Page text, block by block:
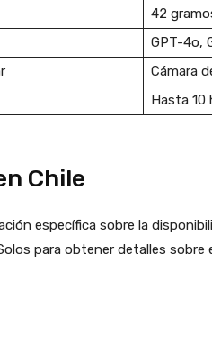
42
GPT-4o,
Cámara
Hasta 10
Chile
específica sobre la
para obtener detalles